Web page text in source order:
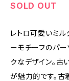
SOLD OUT
レトロ可愛いミル
ーモチーフのパー
クなデザイン。
が魅力的です。古